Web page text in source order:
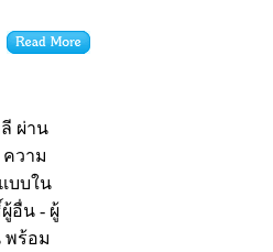
ผ่าน
ความ
บบใน
อื่น - ผู้
พร้อม